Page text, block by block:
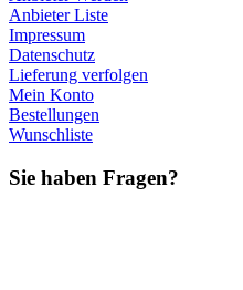
Anbieter Liste
Impressum
Datenschutz
Lieferung verfolgen
Mein Konto
Bestellungen
Wunschliste
Sie haben Fragen?